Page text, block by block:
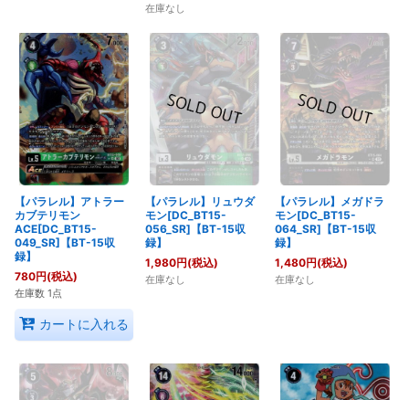
在庫なし
【パラレル】アトラー
カブテリモン
ACE[DC_BT15-
049_SR]【BT-15収
録】
780円(税込)
在庫数 1点
カートに入れる
【パラレル】リュウダ
モン[DC_BT15-
056_SR]【BT-15収
録】
1,980円(税込)
在庫なし
【パラレル】メガドラ
モン[DC_BT15-
064_SR]【BT-15収
録】
1,480円(税込)
在庫なし